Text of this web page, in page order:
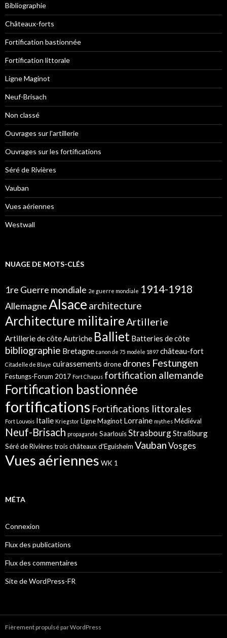
Bibliographie
Châteaux-forts
Fortification bastionnée
Fortification littorale
Ligne Maginot
Neuf-Brisach
Non classé
Ouvrages sur l'artillerie
Ouvrages sur les fortifications
Séré de Rivières
Vauban
Vues aériennes
Westwall
NUAGE DE MOTS-CLÉS
1re Guerre mondiale 2e guerre mondiale 1914-1918
AllemagneAlsace architecture
Architecture militaire Artillerie
Artillerie de côte Autriche Balliet Batteries de côte
bibliographie Bretagne canon de 75 modèle 1897 château-fort
Citadelle de Blaye cuirassements drone drones Festungen
Festungs-Forum 2017 Fort Chapus fortification allemande
Fortification bastionnée
fortifications Fortifications littorales
Fort Louvois Italie Kriegstor Ligne Maginot Lorraine mythes Médiéval
Neuf-Brisach propagande SaarlouisStrasbourgStraßburg
Séré de Rivièrestrois châteaux d'Eguisheim VaubanVosges
Vues aériennes WK 1
MÉTA
Connexion
Flux des publications
Flux des commentaires
Site de WordPress-FR
Fièrement propulsé par WordPress